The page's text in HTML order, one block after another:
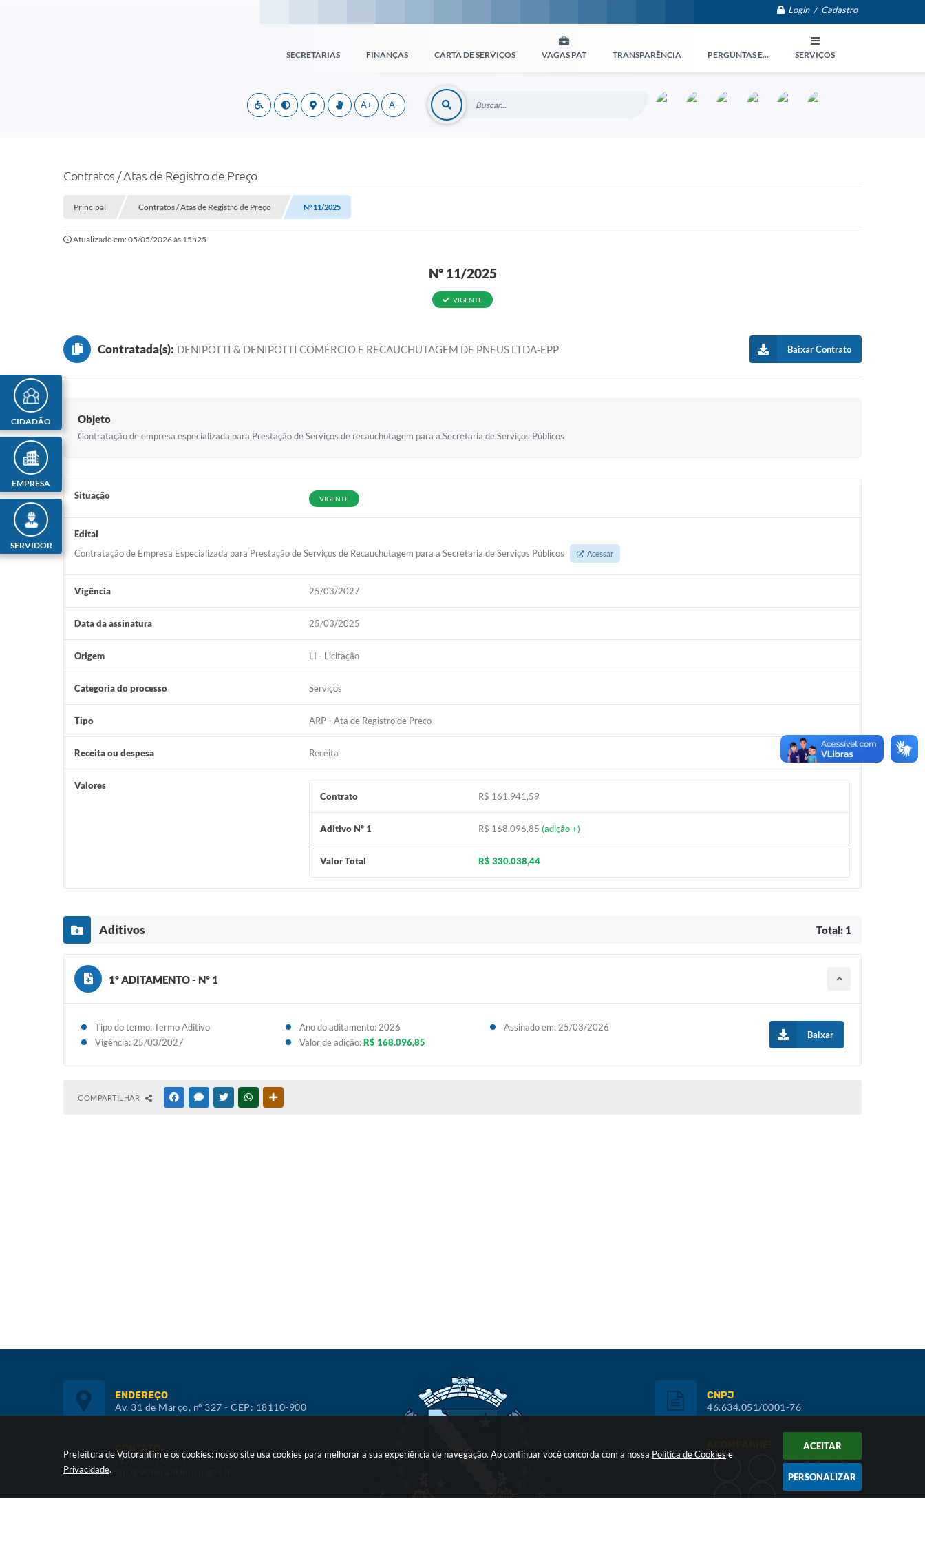
Prefeitura de Votorantim e os cookies: nosso site usa cookies para melhorar a sua experiência de navegação. Ao continuar você concorda com a nossa Política de Cookies e
Privacidade.
ACEITAR
PERSONALIZAR
Login / Cadastro
SECRETARIAS FINANÇAS CARTA DE SERVIÇOS VAGAS PAT TRANSPARÊNCIA PERGUNTAS E... SERVIÇOS
A+ A-
CIDADÃO
EMPRESA
SERVIDOR
Contratos / Atas de Registro de Preço
Principal Contratos / Atas de Registro de Preço Nº 11/2025
Atualizado em: 05/05/2026 às 15h25
Nº 11/2025
VIGENTE
Contratada(s): DENIPOTTI & DENIPOTTI COMÉRCIO E RECAUCHUTAGEM DE PNEUS LTDA-EPP Baixar Contrato
Objeto
Contratação de empresa especializada para Prestação de Serviços de recauchutagem para a Secretaria de Serviços Públicos
Situação VIGENTE
Edital
Contratação de Empresa Especializada para Prestação de Serviços de Recauchutagem para a Secretaria de Serviços Públicos
Acessar
Vigência 25/03/2027
Data da assinatura 25/03/2025
Origem LI - Licitação
Categoria do processo Serviços
Tipo ARP - Ata de Registro de Preço
Receita ou despesa Receita
Valores
Contrato
R$ 161.941,59
Aditivo Nº 1 R$ 168.096,85 (adição +)
Valor Total R$ 330.038,44
Aditivos Total: 1
1º ADITAMENTO - Nº 1
Tipo do termo: Termo Aditivo Ano do aditamento: 2026
Assinado em: 25/03/2026
Vigência: 25/03/2027
Valor de adição:R$ 168.096,85
Baixar
COMPARTILHAR FACEBOOKMESSENGER
TWITTERWHATSAPP
ENDEREÇO
Av. 31 de Março, nº 327 - CEP: 18110-900
CONTATO
(15) 3353-8533
CNPJ
46.634.051/0001-76